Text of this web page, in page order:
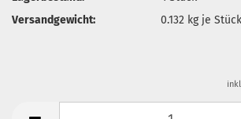
Versandgewicht:
0.132 kg je Stück